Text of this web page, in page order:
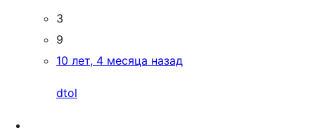
3
9
10 лет, 4 месяца назад
dtol